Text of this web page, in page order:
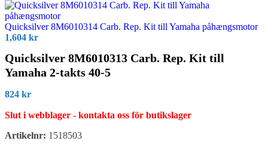
Quicksilver 8M6010314 Carb. Rep. Kit till Yamaha påhængsmotor
1,604 kr
Quicksilver 8M6010313 Carb. Rep. Kit till
Yamaha 2-takts 40-5
824 kr
Slut i webblager - kontakta oss för butikslager
Artikelnr: 1518503